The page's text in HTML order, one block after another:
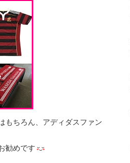
もちろん、アディダスファン
勧めです